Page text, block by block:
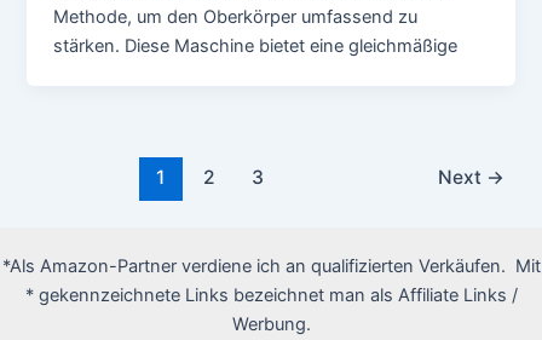
Methode, um den Oberkörper umfassend zu
stärken. Diese Maschine bietet eine gleichmäßige
1 2 3 Next →
*Als Amazon-Partner verdiene ich an qualifizierten Verkäufen. Mit
* gekennzeichnete Links bezeichnet man als Affiliate Links /
Werbung.